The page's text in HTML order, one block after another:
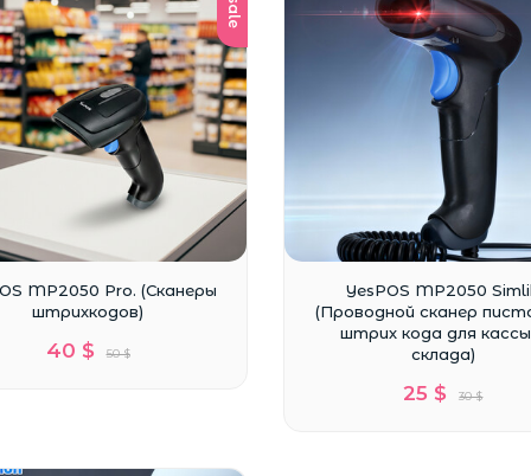
sale
MP2050 Pro. (Сканеры
штрихкодов)
40 $ 50 $
YesPOS MP2050
(Проводной сканер
штрих кода для
склада)
25 $ 30 $